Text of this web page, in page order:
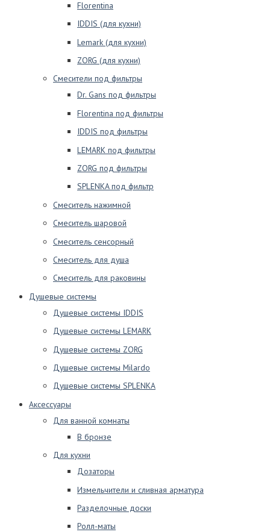
Florentina
IDDIS (для кухни)
Lemark (для кухни)
ZORG (для кухни)
Смесители под фильтры
Dr. Gans под фильтры
Florentina под фильтры
IDDIS под фильтры
LEMARK под фильтры
ZORG под фильтры
SPLENKA под фильтр
Смеситель нажимной
Смеситель шаровой
Смеситель сенсорный
Смеситель для душа
Смеситель для раковины
Душевые системы
Душевые системы IDDIS
Душевые системы LEMARK
Душевые системы ZORG
Душевые системы Milardo
Душевые системы SPLENKA
Аксессуары
Для ванной комнаты
В бронзе
Для кухни
Дозаторы
Измельчители и сливная арматура
Разделочные доски
Ролл-маты